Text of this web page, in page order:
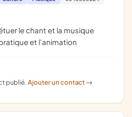
et l'animation
publié.Ajouter un contact ->